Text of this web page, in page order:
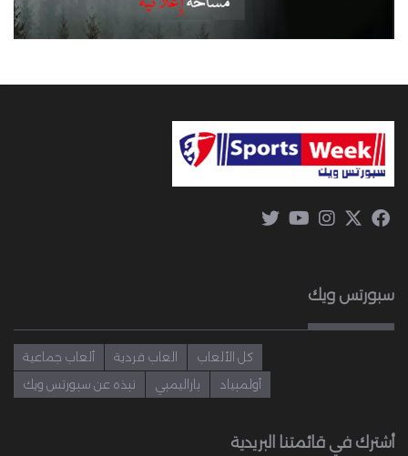
سبورتس ويك
ألعاب جماعية العاب فردية
كل الألعاب
نبذه عن سبورتس ويك
باراليمبي أولمبياد
أشترك في قائمتنا البريدية